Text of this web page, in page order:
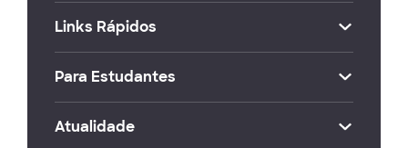
Links Rápidos
Para Estudantes
Atualidade